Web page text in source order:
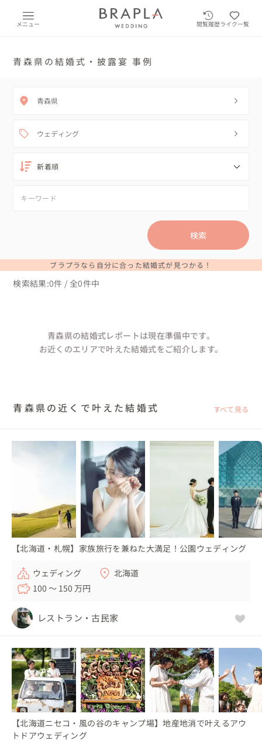
メニュー 閲覧履歴ライク一覧
青森県の結婚式・披露宴 事例
青森県
ウェディング
検索
ブラプラなら自分に合った結婚式が見つかる！
検索結果:0件 / 全0件中
青森県の結婚式レポートは現在準備中です。
お近くのエリアで叶えた結婚式をご紹介します。
青森県の近くで叶えた結婚式 すべて見る
【北海道・札幌】家族旅行を兼ねた大満足！公園ウェディング
ウェディング
北海道
100 〜 150 万円
レストラン・古民家
【北海道ニセコ・風の谷のキャンプ場】地産地消で叶えるアウ
トドアウェディング